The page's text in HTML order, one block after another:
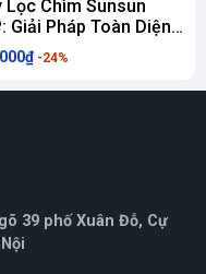
Lọc Chìm Sunsun
Giải Pháp Toàn Diện
Cá Cảnh Luôn
Trong
-24%
39 phố Xuân Đỗ, Cự